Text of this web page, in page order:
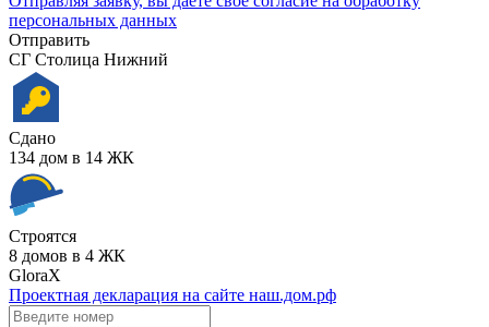
персональных данных
Отправить
СГ Столица Нижний
Сдано
134 дом в 14 ЖК
Строятся
8 домов в 4 ЖК
GloraX
Проектная декларация на сайте наш.дом.рф